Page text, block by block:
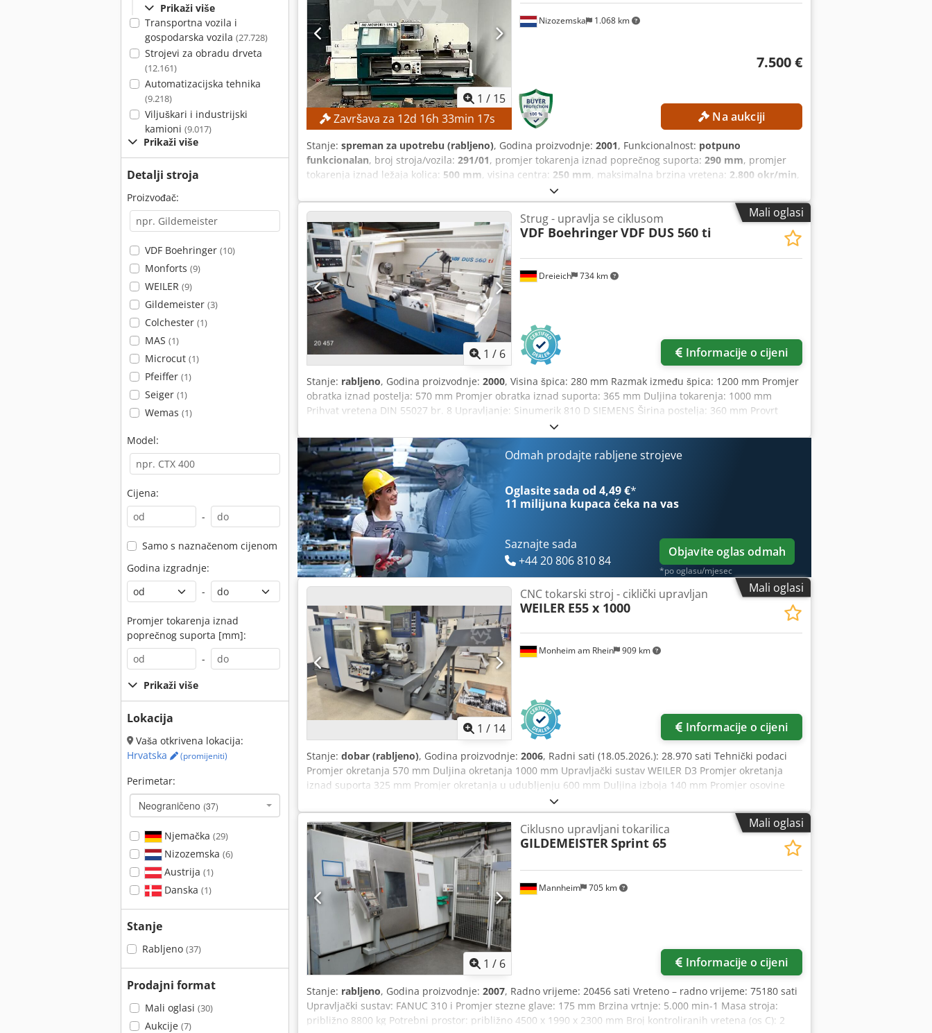
Prikaži više
Transportna vozila i
gospodarska vozila (27.728)
Strojevi za obradu drveta
(12.161)
Automatizacijska tehnika
(9.218)
Viljuškari i industrijski
kamioni (9.017)
Prikaži više
Detalji stroja
Proizvođač:
VDF Boehringer (10)
Monforts (9)
WEILER (9)
Gildemeister (3)
Colchester (1)
MAS (1)
Microcut (1)
Pfeiffer (1)
Seiger (1)
Wemas (1)
Model:
Cijena:
-
Samo s naznačenom cijenom
Godina izgradnje:
-
Promjer tokarenja iznad
poprečnog suporta [mm]:
-
Prikaži više
Lokacija
Vaša otkrivena lokacija:
Hrvatska
(promijeniti)
Perimetar:
Neograničeno (37)
Njemačka (29)
Nizozemska (6)
Austrija (1)
Danska (1)
Stanje
Rabljeno (37)
Prodajni format
Mali oglasi (30)
Aukcije (7)
1 / 15
Završava za 12d 16h33min 16s
Nizozemska 1.068 km
7.500 €
Na aukciji
Stanje: spreman za upotrebu (rabljeno), Godina proizvodnje: 2001, Funkcionalnost: potpuno
funkcionalan, broj stroja/vozila: 291/01, promjer tokarenja iznad poprečnog suporta: 290 mm, promjer
tokarenja iznad ležaja kolica: 500 mm, visina centra: 250 mm, maksimalna brzina vretena: 2.800 okr/min,
, TEHNIČKE KARAKTERISTIKE Promjer obrade preko strojne
platforme: 500 mm Promjer obrade preko suporta: 290 mm Raspon brzine vretena: 2 – 2.800 o/min
Promjer prolaza vretena: 70 mm Chedozrmq Djpfx Acgea Visina između centara: 250 mm Udaljenost
između centara: 1.500 mm Širina strojne platforme: 365 mm DETALJI STROJA Upravljanje: Učenje putem
unosa Priključna snaga: 15 kW Dimenzije i težina Dimenzije za transport (D × Š × V): 3.700 × 1.650 × 1.900
mm (?) Težina za transport: 3.300 kg OPREMA Dokumentacija Dokumentacija CE oznaka
Mali oglasi
1 / 6
Dreieich 734 km
Strug - upravlja se ciklusom
VDF BoehringerVDF DUS 560 ti
Informacije o cijeni
Stanje: rabljeno, Godina proizvodnje: 2000, Visina špica: 280 mm Razmak između špica: 1200 mm Promjer
obratka iznad postelja: 570 mm Promjer obratka iznad suporta: 365 mm Duljina tokarenja: 1000 mm
Prihvat vretena DIN 55027 br. 8 Upravljanje: Sinumerik 810 D SIEMENS Širina postelja: 360 mm Provrt
vretena: 62 mm Raspon brzina vrtnje: 3 - 2500 o/min Pomak: 5000 mm/min Brzi hod - uzduž/plan: 10
m/min Cjdpsx E Dn Aofx Acgoha Tričeljusna glava promjer: 250 mm Brzomijenjajući držač SANDVIK
Coromant Capto Pogon glavnog vretena: 25 kW Konus prihvata u pinoli konjića: MK 5 Promjer pinole: 100
mm Hod pinole: 190 mm Radni napon: 400 V Težina stroja cca 5,0 t Dimenzije cca 3,55 x 2,20 x 1,95 m - Br.
tvornice: 2022-3742-03 - Upravljanje: SIEMENS Sinumerik 810 D - Brzi hod - Sustav za hlađenje - Radna
svjetiljka
Odmah prodajte rabljene strojeve
Oglasite sada od 4,49 €*
11 milijuna kupaca čeka na vas
Saznajte sada
+44 20 806 810 84
Objavite oglas odmah
*po oglasu/mjesec
Mali oglasi
1 / 14
Monheim am Rhein 909 km
CNC tokarski stroj - ciklički upravljan
WEILER E55 x 1000
Informacije o cijeni
Stanje: dobar (rabljeno), Godina proizvodnje: 2006, Radni sati (18.05.2026.): 28.970 sati Tehnički podaci
Promjer okretanja 570 mm Duljina okretanja 1000 mm Upravljački sustav WEILER D3 Promjer okretanja
iznad suporta 325 mm Promjer okretanja u udubljenju 600 mm Duljina izboja 140 mm Promjer osovine
vretena 83 mm Promjer osovine vretena u prednjem ležaju 120 mm Hod po osi Z 340 mm Hod po osi X
1100 mm Maksimalna težina obratka 1200 kg Broj okretaja osovine vretena - kontinuirano podesivo 1 -
2500 o/min Stupnjevi prijenosa 2 Brzi hod - uzdužno/poprečno 10 / 5 m/min Glavni pogonski motor
(60/100 % ED) 20 / 17 kW Promjer čunja potpornog stalka 80 mm Csdpfxszcmccj Acgjha Hod čunja
potpornog stalka 200 mm Prihvat čunja potpornog stalka MK 5 Masa stroja, otprilike 3,8 t Potrebni prostor,
otprilike 2,95 x 1,90 x 1,82 m * Cikličko upravljanje WEILER D3 (SINUMERIK 810 D powerline) * Transportni
sustav za strugotine * 4-struki držač alata PARAT s raznim umetcima * 3-čeljusna glodalica SCHUNK
ROTA-S plus 315-92
Mali oglasi
1 / 6
Mannheim 705 km
Ciklusno upravljani tokarilica
GILDEMEISTER Sprint 65
Informacije o cijeni
Stanje: rabljeno, Godina proizvodnje: 2007, Radno vrijeme: 20456 sati Vreteno – radno vrijeme: 75180 sati
Upravljački sustav: FANUC 310 i Promjer stezne glave: 175 mm Brzina vrtnje: 5.000 min-1 Masa stroja:
približno 8800 kg Potrebni prostor: približno 4500 x 1990 x 2300 mm Broj kontroliranih vretena (os C): 2